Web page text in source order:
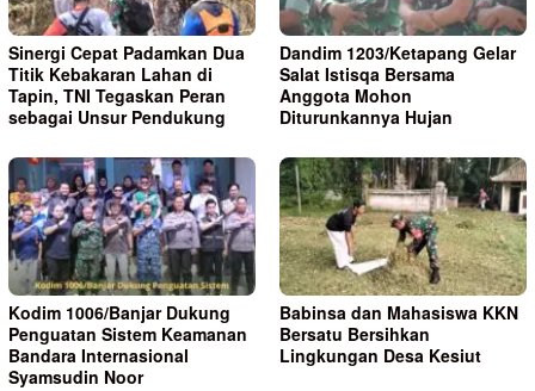
Sinergi Cepat Padamkan Dua
Titik Kebakaran Lahan di
Tapin, TNI Tegaskan Peran
sebagai Unsur Pendukung
Dandim 1203/Ketapang Gelar
Salat Istisqa Bersama
Anggota Mohon
Diturunkannya Hujan
Kodim 1006/Banjar Dukung
Penguatan Sistem Keamanan
Bandara Internasional
Syamsudin Noor
Babinsa dan Mahasiswa KKN
Bersatu Bersihkan
Lingkungan Desa Kesiut